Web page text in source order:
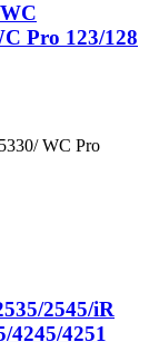
Pro 123/128
WC Pro
2545/iR
4245/4251